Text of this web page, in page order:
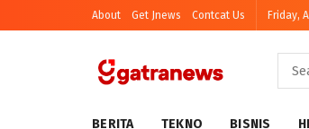
About Get Jnews Contcat Us Friday,
BERITA TEKNO BISNIS